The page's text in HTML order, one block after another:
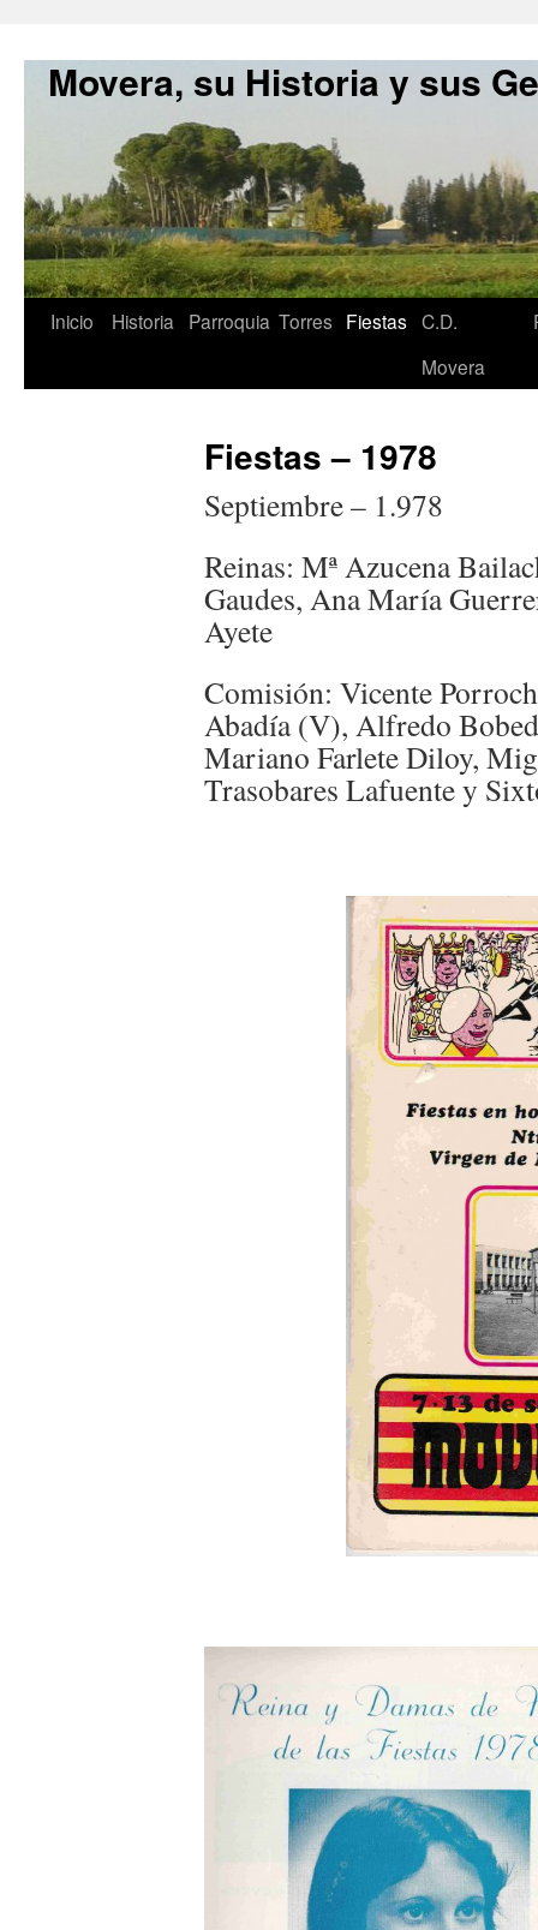
Movera, su Historia y sus
Inicio Historia Parroquia Torres Fiestas C.D.
Movera
Fiestas – 1978
Septiembre – 1.978
Reinas: Mª Azucena
Gaudes, Ana María
Ayete
Comisión: Vicente
Abadía (V), Alfredo
Mariano Farlete Diloy,
Trasobares Lafuente y